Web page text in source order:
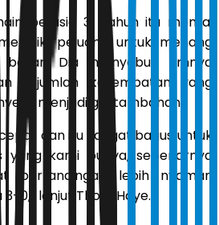
berusia 31 tahun itu menilai
peluang untuk menang
Dia menyebut timnya
sejumlah kesempatan yang
menjadi gol tambahan.
dan itu sangat bagus untuk
yang kami punya, sebenarnya
pertandingan lebih nyaman
0,” lanjut Thom Haye.